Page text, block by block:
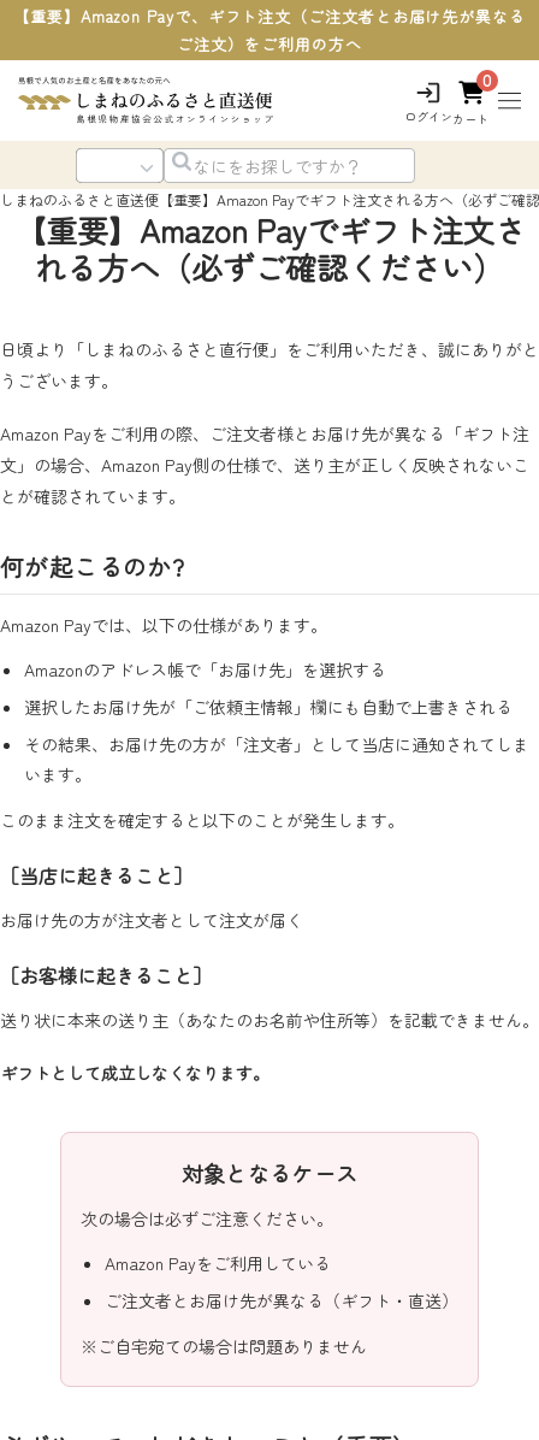
【重要】Amazon Payで、ギフト注文（ご注文者とお届け先が異なる
ご注文）をご利用の方へ
ログイン
0
カート
しまねのふるさと直送便 【重要】Amazon Payでギフト注文される方へ（必ずご確
【重要】Amazon Payでギフト注文さ
れる方へ（必ずご確認ください）
日頃より「しまねのふるさと直行便」をご利用いただき、誠にありがと
うございます。
Amazon Payをご利用の際、ご注文者様とお届け先が異なる「ギフト注
文」の場合、Amazon Pay側の仕様で、送り主が正しく反映されないこ
とが確認されています。
何が起こるのか?
Amazon Payでは、以下の仕様があります。
Amazonのアドレス帳で「お届け先」を選択する
選択したお届け先が「ご依頼主情報」欄にも自動で上書きされる
その結果、お届け先の方が「注文者」として当店に通知されてしま
います。
このまま注文を確定すると以下のことが発生します。
［当店に起きること］
お届け先の方が注文者として注文が届く
［お客様に起きること］
送り状に本来の送り主（あなたのお名前や住所等）を記載できません。
ギフトとして成立しなくなります。
対象となるケース
次の場合は必ずご注意ください。
Amazon Payをご利用している
ご注文者とお届け先が異なる（ギフト・直送）
※ご自宅宛ての場合は問題ありません